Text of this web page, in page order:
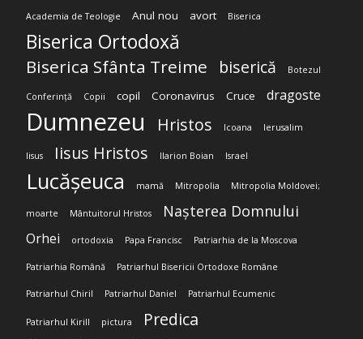
Academia de Teologie Anul nou avort Biserica
Biserica Ortodoxă
Biserica Sfânta Treime biserică Botezul
Conferință Copii copil Coronavirus Cruce dragoste
Dumnezeu Hristos Icoana Ierusalim
Iisus Iisus Hristos Ilarion Boian Israel
Lucășeuca mamă Mitropolia Mitropolia Moldovei;
moarte Mântuitorul Hristos Nașterea Domnului
Orhei ortodoxia Papa Francisc Patriarhia de la Moscova
Patriarhia Română Patriarhul Bisericii Ortodoxe Române
Patriarhul Chiril Patriarhul Daniel Patriarhul Ecumenic
Patriarhul Kirill pictura Predica